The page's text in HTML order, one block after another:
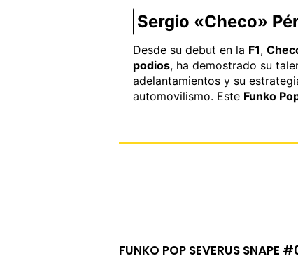
Sergio «Checo»
Desde su debut en la F1,
podios, ha demostrado su
adelantamientos y su
automovilismo. Este Funko
FUNKO POP SEVERUS SNAPE